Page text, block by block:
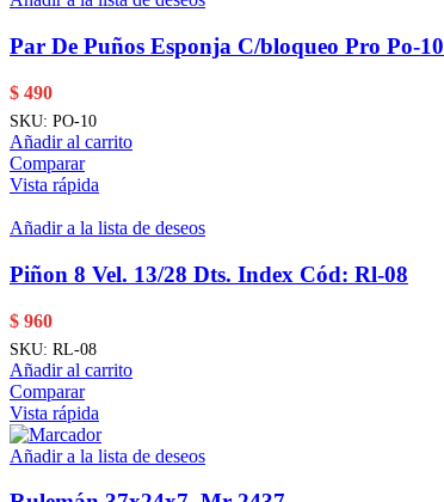
Par De Puños Esponja C/bloqueo Pro Po-10
$ 490
SKU: PO-10
Añadir al carrito
Comparar
Vista rápida
Añadir a la lista de deseos
Piñon 8 Vel. 13/28 Dts. Index Cód: Rl-08
$ 960
SKU: RL-08
Añadir al carrito
Comparar
Vista rápida
Añadir a la lista de deseos